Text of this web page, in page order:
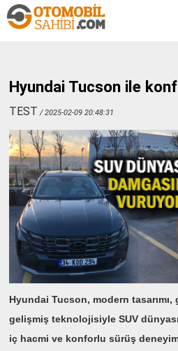
Hyundai Tucson ile
TEST / 2025-02-09 20:48:31
Hyundai Tucson, modern
gelişmiş teknolojisiyle SUV
iç hacmi ve konforlu sürüş